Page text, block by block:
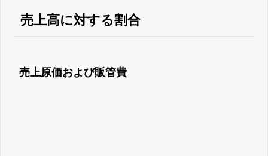
売上高に対する割合
売上原価および販管費